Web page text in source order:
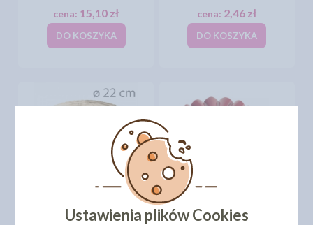
cena: 15,10 zł
DO KOSZYKA
cena: 2,46 zł
DO KOSZYKA
OKRĄGŁE PODKŁADY
(50SZT)
GRAZIA Ø220MM H55MM
Ustawienia plików Cookies